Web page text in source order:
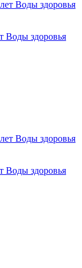
Воды здоровья
Воды здоровья